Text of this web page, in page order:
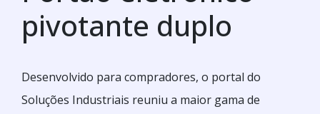
pivotante duplo
Desenvolvido para compradores, o portal do
Soluções Industriais reuniu a maior gama de